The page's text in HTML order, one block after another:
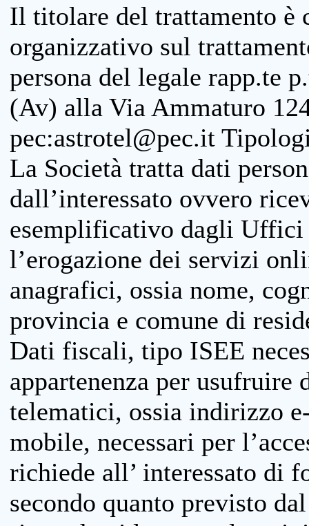
Il titolare del trattamento è
organizzativo sul
persona del legale rapp.te
(Av) alla Via Ammaturo
pec:astrotel@pec.it
La Società tratta dati
dall’interessato ovvero
esemplificativo dagli
l’erogazione dei servizi
anagrafici, ossia nome,
provincia e comune di
Dati fiscali, tipo ISEE
appartenenza per
telematici, ossia indirizzo
mobile, necessari per
richiede all’ interessato di
secondo quanto previsto